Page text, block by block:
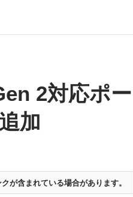
2対応ポー
加
が含まれている場合があります。